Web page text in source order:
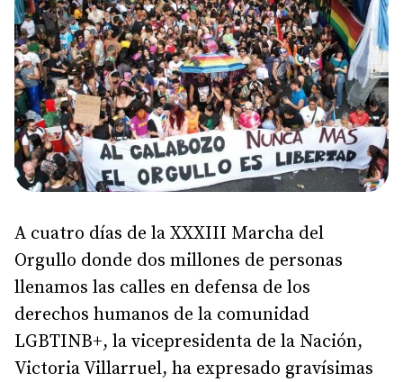
A cuatro días de la XXXIII Marcha del
Orgullo donde dos millones de personas
llenamos las calles en defensa de los
derechos humanos de la comunidad
LGBTINB+, la vicepresidenta de la Nación,
Victoria Villarruel, ha expresado gravísimas